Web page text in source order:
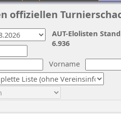
offiziellen
Vorname
AUT-Elolisten
6.936